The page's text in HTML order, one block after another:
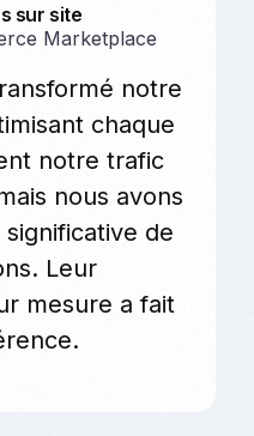
sur site
Marketplace
notre
chaque
notre trafic
nous avons
de
Leur
mesure a fait